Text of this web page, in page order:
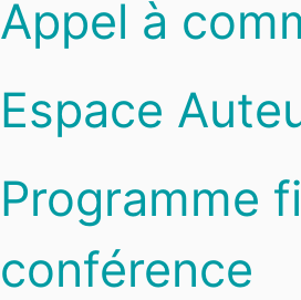
Appel à
Espace
Programme
conférence